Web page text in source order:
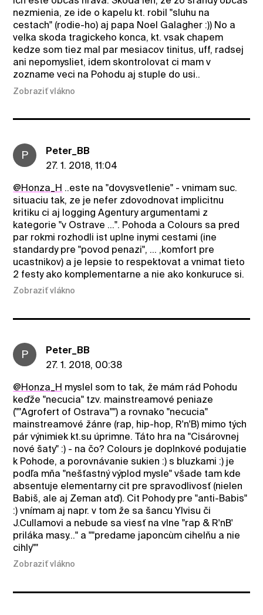
nezmienia, ze ide o kapelu kt. robil "sluhu na
cestach" (rodie-ho) aj papa Noel Galagher :)) No a
velka skoda tragickeho konca, kt. vsak chapem
kedze som tiez mal par mesiacov tinitus, uff, radsej
ani nepomysliet, idem skontrolovat ci mam v
zozname veci na Pohodu aj stuple do usi..
Zobraziť vlákno
P
Peter_BB
27. 1. 2018, 11:04
@Honza_H ..este na "dovysvetlenie" - vnimam suc.
situaciu tak, ze je nefer zdovodnovat implicitnu
kritiku ci aj logging Agentury argumentami z
kategorie "v Ostrave ...". Pohoda a Colours sa pred
par rokmi rozhodli ist uplne inymi cestami (ine
standardy pre "povod penazi", ... ,komfort pre
ucastnikov) a je lepsie to respektovat a vnimat tieto
2 festy ako komplementarne a nie ako konkuruce si.
Zobraziť vlákno
P
Peter_BB
27. 1. 2018, 00:38
@Honza_H myslel som to tak, že mám rád Pohodu
keďže "necucia" tzv. mainstreamové peniaze
(""Agrofert of Ostrava"") a rovnako "necucia"
mainstreamové žánre (rap, hip-hop, R'n'B) mimo tých
pár výnimiek kt.su úprimne. Táto hra na "Cisárovnej
nové šaty" :) - na čo? Colours je doplnkové podujatie
k Pohode, a porovnávanie sukien :) s bluzkami :) je
podľa mňa "nešťastný výplod mysle" všade tam kde
absentuje elementarny cit pre spravodlivosť (nielen
Babiš, ale aj Zeman atď). Cit Pohody pre "anti-Babis"
:) vnímam aj napr. v tom že sa šancu Ylvisu či
J.Cullamovi a nebude sa viesť na vlne "rap & R'nB'
priláka masy..." a ""predame japoncùm cihelňu a nie
cihly""
Zobraziť vlákno